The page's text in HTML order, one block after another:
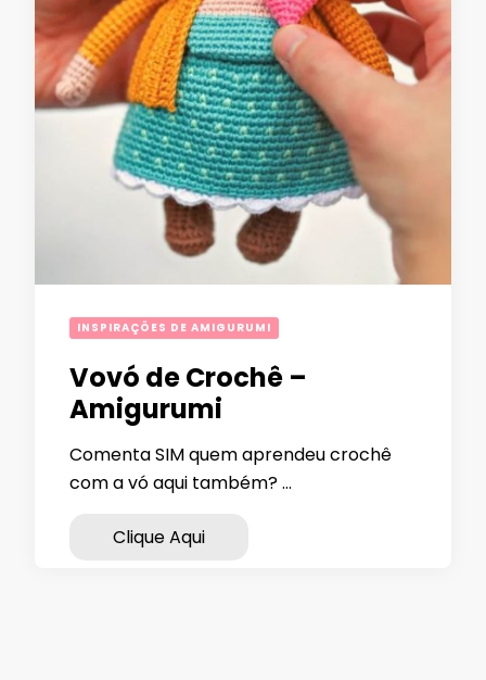
INSPIRAÇÕES DE AMIGURUMI
Vovó de Crochê –
Amigurumi
Comenta SIM quem aprendeu crochê
com a vó aqui também? …
Clique Aqui